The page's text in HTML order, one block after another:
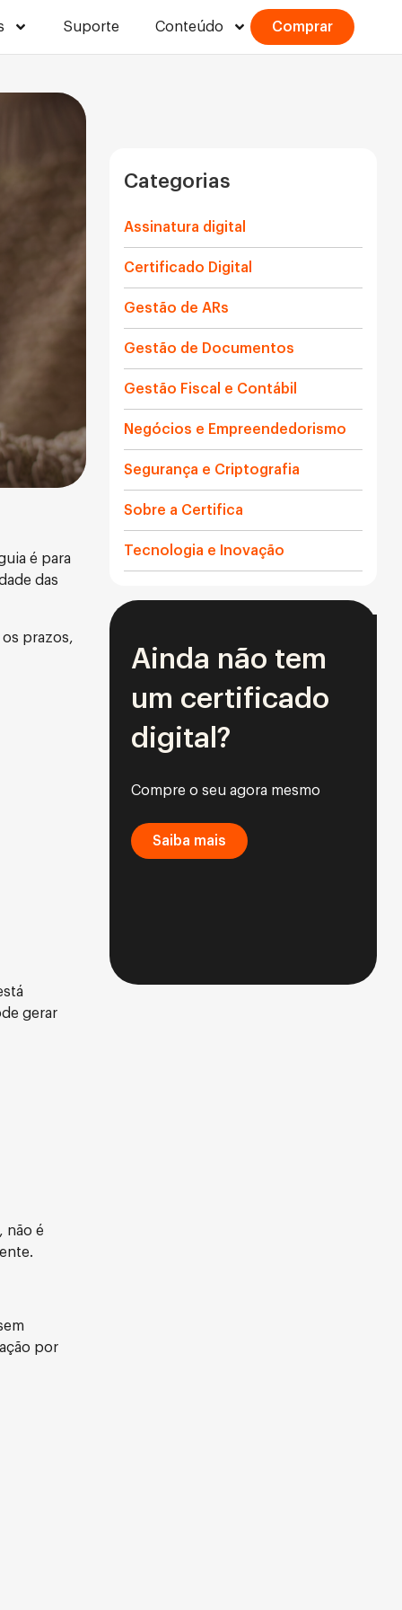
Suporte Conteúdo Comprar
é para
das
os prazos,
gerar
, não é
por
Categorias
Assinatura digital
Certificado Digital
Gestão de ARs
Gestão de Documentos
Gestão Fiscal e Contábil
Negócios e Empreendedorismo
Segurança e Criptografia
Sobre a Certifica
Tecnologia e Inovação
Ainda não tem
um certificado
digital?
Compre o seu agora mesmo
Saiba mais